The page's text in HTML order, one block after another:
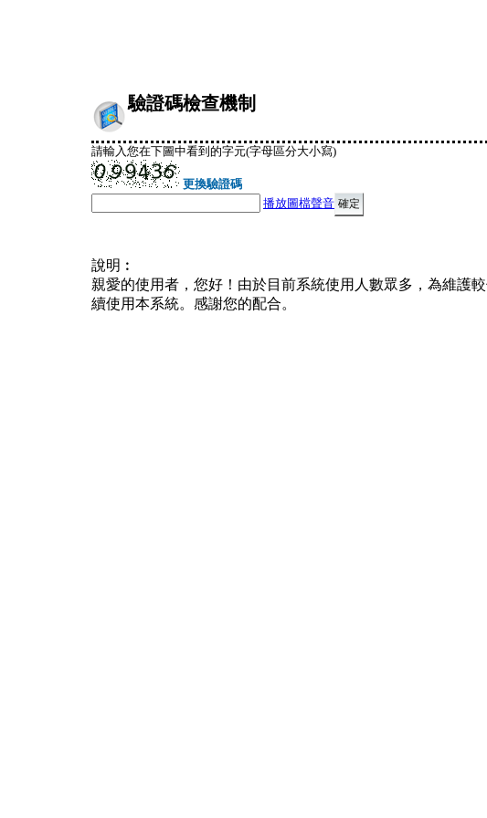
驗證碼檢查機制
請輸入您在下圖中看到的字元(字母區分大小寫)
更換驗證碼
播放圖檔聲音
說明︰
親愛的使用者，您好！由於目前系統使用人數眾多，為維護
續使用本系統。感謝您的配合。